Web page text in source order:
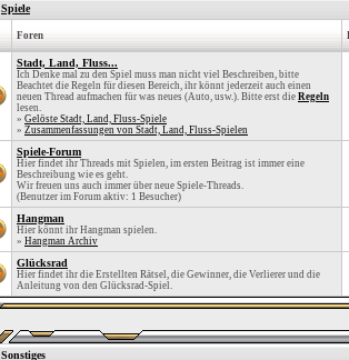
Spiele
Foren
Stadt, Land, Fluss...
Ich Denke mal zu den Spiel muss man nicht viel Beschreiben, bitte
Beachtet die Regeln für diesen Bereich, ihr könnt jederzeit auch einen
neuen Thread aufmachen für was neues (Auto, usw.). Bitte erst die Regeln
lesen.
» Gelöste Stadt, Land, Fluss-Spiele
» Zusammenfassungen von Stadt, Land, Fluss-Spielen
Spiele-Forum
Hier findet ihr Threads mit Spielen, im ersten Beitrag ist immer eine
Beschreibung wie es geht.
Wir freuen uns auch immer über neue Spiele-Threads.
(Benutzer im Forum aktiv: 1 Besucher)
Hangman
Hier könnt ihr Hangman spielen.
» Hangman Archiv
Glücksrad
Hier findet ihr die Erstellten Rätsel, die Gewinner, die Verlierer und die
Anleitung von den Glücksrad-Spiel.
Sonstiges